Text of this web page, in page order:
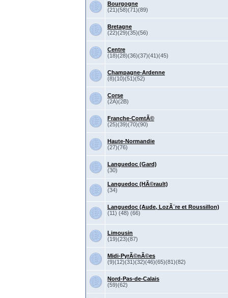
Bourgogne
(21)(58)(71)(89)
Bretagne
(22)(29)(35)(56)
Centre
(18)(28)(36)(37)(41)(45)
Champagne-Ardenne
(8)(10)(51)(52)
Corse
(2A)(2B)
Franche-ComtÃ©
(25)(39)(70)(90)
Haute-Normandie
(27)(76)
Languedoc (Gard)
(30)
Languedoc (HÃ©rault)
(34)
Languedoc (Aude, LozÃ¨re et Roussillon)
(11) (48) (66)
Limousin
(19)(23)(87)
Midi-PyrÃ©nÃ©es
(9)(12)(31)(32)(46)(65)(81)(82)
Nord-Pas-de-Calais
(59)(62)